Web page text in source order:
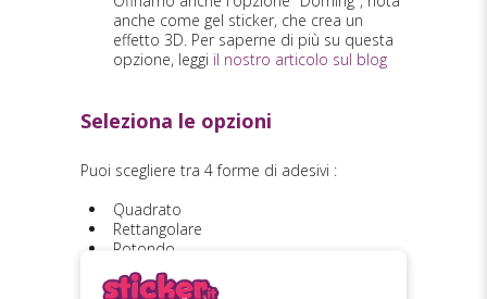
anche come gel sticker, che crea un
effetto 3D. Per saperne di più su questa
opzione, leggi il nostro articolo sul blog
Seleziona le opzioni
Puoi scegliere tra 4 forme di adesivi :
Quadrato
Rettangolare
Rotondo
Ovale